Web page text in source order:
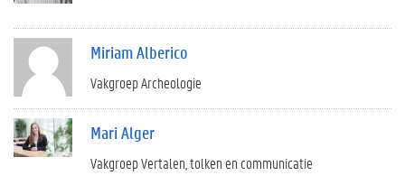
Miriam Alberico
Vakgroep Archeologie
Mari Alger
Vakgroep Vertalen, tolken en communicatie